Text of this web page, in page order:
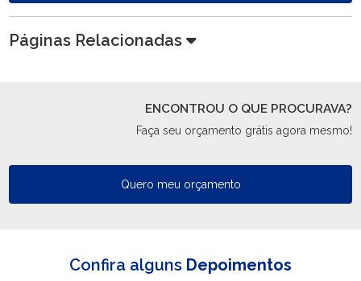
Páginas Relacionadas
ENCONTROU O QUE PROCURAVA?
Faça seu orçamento grátis agora mesmo!
Quero meu orçamento
Confira alguns Depoimentos